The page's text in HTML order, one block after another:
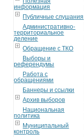
информация
Публичные слушания
Административно-
территориальное
деление
Обращение с ТКО
Выборы и
референдумы
Работа с
обращениями
Баннеры и ссылки
Архив выборов
Национальная
политика
Муниципальный
контроль